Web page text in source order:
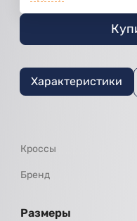
Характеристики
Кроссы
Бренд
Размеры